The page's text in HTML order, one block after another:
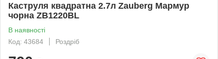
Каструля квадратна 2.7л Zauberg Мармур
чорна ZB1220BL
В наявності
Код: 43684
Роздріб